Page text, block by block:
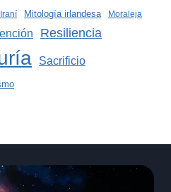
Mitología irlandesa Moraleja
Resiliencia
Sacrificio